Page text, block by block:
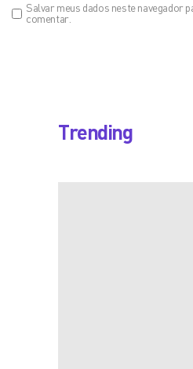
Salvar meus dados neste navegador
comentar.
Trending